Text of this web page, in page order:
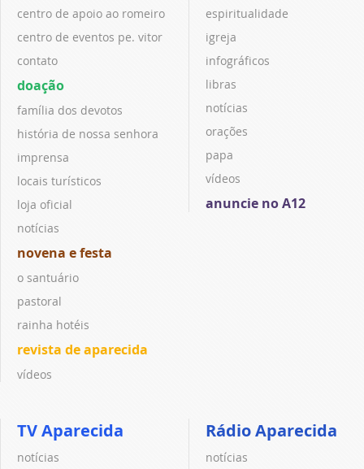
centro de apoio ao romeiro
centro de eventos pe. vitor
contato
doação
família dos devotos
história de nossa senhora
imprensa
locais turísticos
loja oficial
notícias
novena e festa
o santuário
pastoral
rainha hotéis
revista de aparecida
vídeos
espiritualidade
igreja
infográficos
libras
notícias
orações
papa
vídeos
anuncie no A12
TV Aparecida
notícias
Rádio Aparecida
notícias